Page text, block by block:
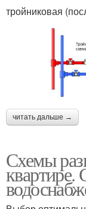
тройниковая
читать дальше →
Схемы
квартире.